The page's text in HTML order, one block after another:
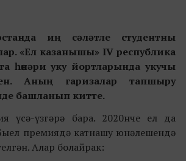
иң сәләтле студентны
«Ел казанышы» IV республика
һөнәри уку йортларында укучы
Аның гаризалар тапшыру
башланып китте.
үсә-үзгәрә бара. 2020нче ел да
премиядә катнашу юнәлешендә
Алар болайрак: